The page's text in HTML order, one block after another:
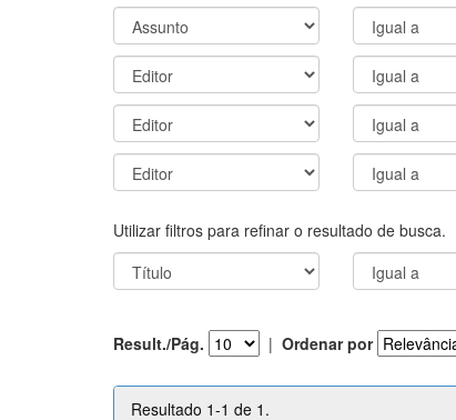
Utilizar filtros para refinar o resultado de busca.
Result./Pág. | Ordenar por
Resultado 1-1 de 1.